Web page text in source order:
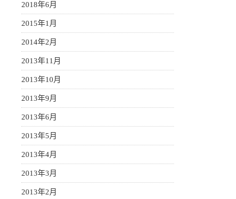
2018年6月
2015年1月
2014年2月
2013年11月
2013年10月
2013年9月
2013年6月
2013年5月
2013年4月
2013年3月
2013年2月